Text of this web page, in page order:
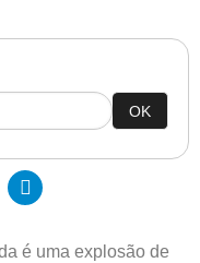
OK
é uma explosão de